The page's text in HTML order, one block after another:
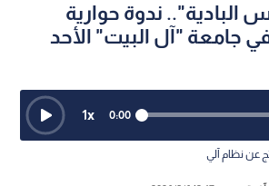
البادية".. ندوة حوارية
في جامعة "آل البيت" الأحد
0:00
1x
عن نظام آلي